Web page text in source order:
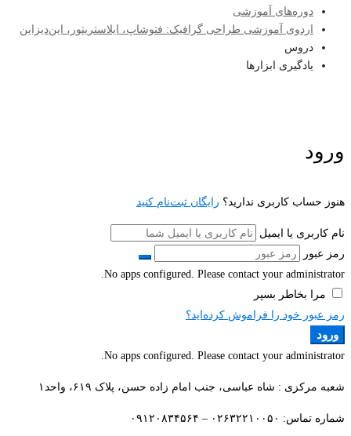
دوره‌های آموزشی
اردوی آموزشی طراحی گرافیک: فتوشاپ، ایلاستریتور، این‌دیزاین
دروس
یادگیری ابزارها
ورود
هنوز حساب کاربری ندارید؟ رایگان ثبت‌نام کنید
نام کاربری یا ایمیل
رمز عبور
No apps configured. Please contact your administrator.
مرا بخاطر بسپر
رمز عبور خود را فراموش کرده‌اید؟
ورود
No apps configured. Please contact your administrator.
شعبه مرکزی : شاه عباسی، جنب امام زاده حسن، پلاک ۶۱۹، واحد۱​
شماره تماس: ۰۲۶۳۲۲۱۰۰۵۰ – ۰۹۱۲۰۸۳۴۵۶۴